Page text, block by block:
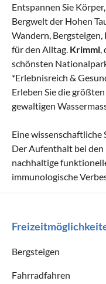
Entspannen Sie
Bergwelt der Hohen
Wandern, Bergsteigen,
für den Alltag. Krimml
schönsten
*Erlebnisreich &
Erleben Sie die
gewaltigen
Eine wissenschaftliche
Der Aufenthalt bei
nachhaltige
immunologische
Bergsteigen
Fahrradfahren